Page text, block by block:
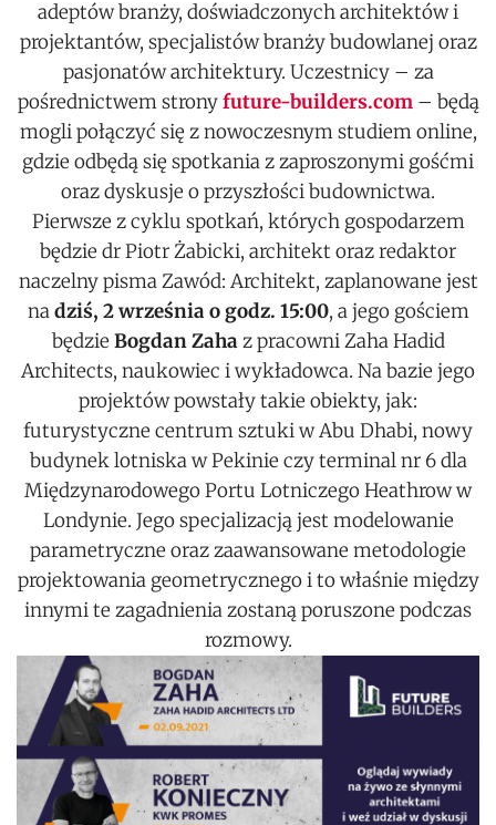
adeptów branży, doświadczonych architektów i
projektantów, specjalistów branży budowlanej oraz
pasjonatów architektury. Uczestnicy – za
pośrednictwem stronyfuture-builders.com– będą
mogli połączyć się z nowoczesnym studiem online,
gdzie odbędą się spotkania z zaproszonymi gośćmi
oraz dyskusje o przyszłości budownictwa.
Pierwsze z cyklu spotkań, których gospodarzem
będzie dr Piotr Żabicki, architekt oraz redaktor
naczelny pisma Zawód: Architekt, zaplanowane jest
nadziś, 2 września o godz. 15:00, a jego gościem
będzie Bogdan Zahaz pracowni Zaha Hadid
Architects, naukowiec i wykładowca. Na bazie jego
projektów powstały takie obiekty, jak:
futurystyczne centrum sztuki w Abu Dhabi, nowy
budynek lotniska w Pekinie czy terminal nr 6 dla
Międzynarodowego Portu Lotniczego Heathrow w
Londynie. Jego specjalizacją jest modelowanie
parametryczne oraz zaawansowane metodologie
projektowania geometrycznego i to właśnie między
innymi te zagadnienia zostaną poruszone podczas
rozmowy.